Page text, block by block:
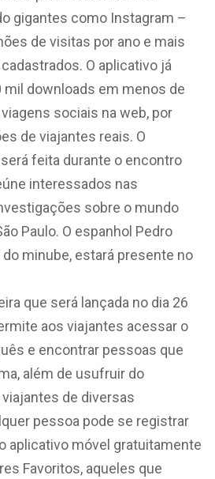
gigantes como Instagram –
de visitas por ano e mais
O aplicativo já
mil downloads em menos de
sociais na web, por
de viajantes reais. O
feita durante o encontro
interessados nas
sobre o mundo
Paulo. O espanhol Pedro
minube, estará presente no
que será lançada no dia 26
aos viajantes acessar o
e encontrar pessoas que
além de usufruir do
de diversas
pessoa pode se registrar
aplicativo móvel gratuitamente
Favoritos, aqueles que